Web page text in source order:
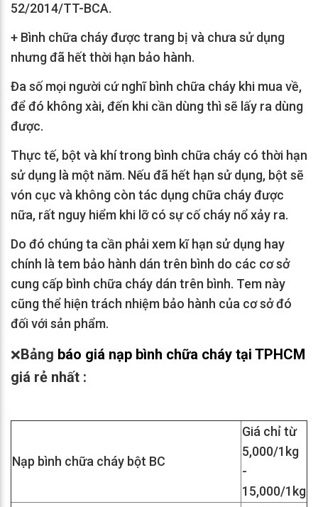
52/2014/TT-BCA.
+ Bình chữa cháy được trang bị và chưa sử dụng
nhưng đã hết thời hạn bảo hành.
Đa số mọi người cứ nghĩ bình chữa cháy khi mua về,
để đó không xài, đến khi cần dùng thì sẽ lấy ra dùng
được.
Thực tế, bột và khí trong bình chữa cháy có thời hạn
sử dụng là một năm. Nếu đã hết hạn sử dụng, bột sẽ
vón cục và không còn tác dụng chữa cháy được
nữa, rất nguy hiểm khi lỡ có sự cố cháy nổ xảy ra.
Do đó chúng ta cần phải xem kĩ hạn sử dụng hay
chính là tem bảo hành dán trên bình do các cơ sở
cung cấp bình chữa cháy dán trên bình. Tem này
cũng thể hiện trách nhiệm bảo hành của cơ sở đó
đối với sản phẩm.
❌Bảng báo giá nạp bình chữa cháy tại TPHCM
giá rẻ nhất :
Nạp bình chữa cháy bột BC
Giá chỉ từ
5,000/1kg
-
15,000/1kg